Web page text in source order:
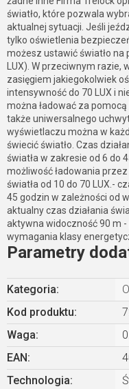
światło, które pozwala
aktualnej sytuacji. Jeśli
tylko oświetlenia
możesz ustawić światło
LUX). W przeciwnym razie,
zasięgiem jakiegokolwiek
intensywność do 70 LUX i
można ładować za
także uniwersalnego
wyświetlaczu można w
świecić światło. Czas
światła w zakresie od 6 do
możliwość ładowania
światła od 10 do 70 LUX.-
45 godzin w zależności od
aktualny czas działania
aktywna widoczność 90 m
wymagania klasy
Parametry
Kategoria:
Kod produktu:
Waga:
EAN:
Technologia: